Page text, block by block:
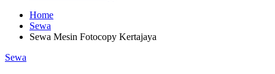
Home
Sewa
Sewa Mesin Fotocopy Kertajaya
Sewa